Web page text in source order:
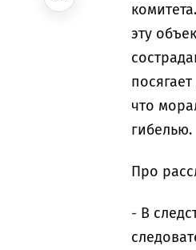
эту
что м
гибелью.
Про
- В